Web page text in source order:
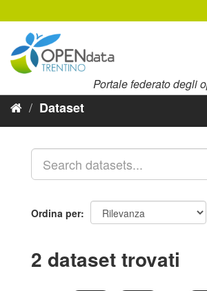
al
contenuto
Portale federato degli
Dataset
Ordina per
2 dataset trovati